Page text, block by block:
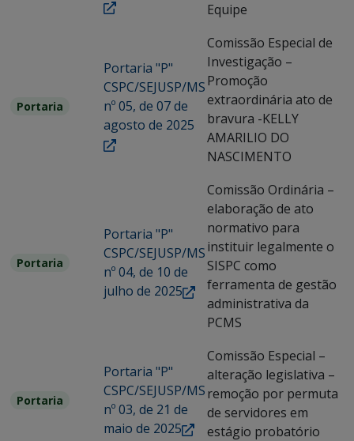
Equipe
Portaria
Portaria "P"
CSPC/SEJUSP/MS
nº 05, de 07 de
agosto de 2025
Comissão Especial de
Investigação –
Promoção
extraordinária ato de
bravura -KELLY
AMARILIO DO
NASCIMENTO
Portaria
Portaria "P"
CSPC/SEJUSP/MS
nº 04, de 10 de
julho de 2025
Comissão Ordinária –
elaboração de ato
normativo para
instituir legalmente o
SISPC como
ferramenta de gestão
administrativa da
PCMS
Portaria
Portaria "P"
CSPC/SEJUSP/MS
nº 03, de 21 de
maio de 2025
Comissão Especial –
alteração legislativa –
remoção por permuta
de servidores em
estágio probatório